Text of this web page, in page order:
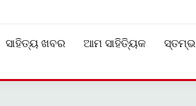
ସାହିତ୍ୟ ଖବର ଆମ ସାହିତ୍ୟିକ ସ୍ତମ୍ଭ